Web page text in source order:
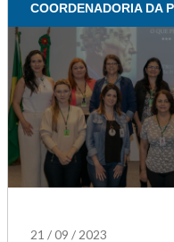
COORDENADORIA DA
21 /09 / 2023